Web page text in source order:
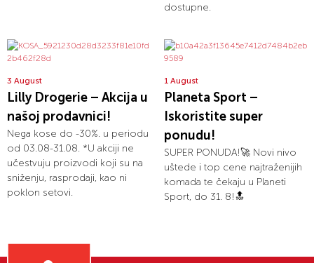
dostupne.
3 August
Lilly Drogerie – Akcija u
našoj prodavnici!
Nega kose do -30%. u periodu
od 03.08-31.08. *U akciji ne
učestvuju proizvodi koji su na
sniženju, rasprodaji, kao ni
poklon setovi.
1 August
Planeta Sport –
Iskoristite super
ponudu!
SUPER PONUDA!🚀 Novi nivo
uštede i top cene najtraženijih
komada te čekaju u Planeti
Sport, do 31. 8!🔝